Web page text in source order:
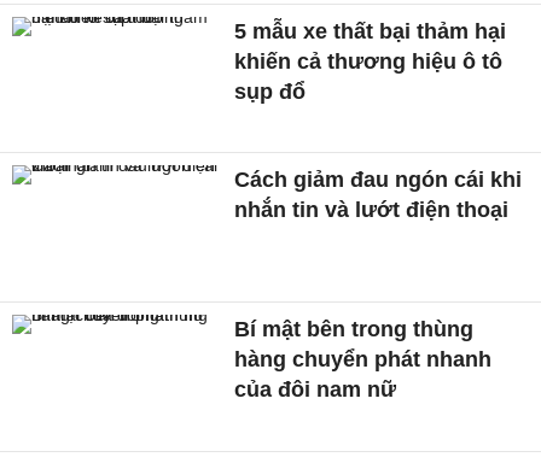
5 mẫu xe thất bại thảm hại
khiến cả thương hiệu ô tô
sụp đổ
Cách giảm đau ngón cái khi
nhắn tin và lướt điện thoại
Bí mật bên trong thùng
hàng chuyển phát nhanh
của đôi nam nữ